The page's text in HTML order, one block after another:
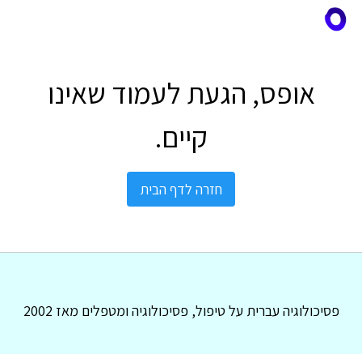
אופס, הגעת לעמוד שאינו
קיים.
חזרה לדף הבית
פסיכולוגיה עברית על טיפול, פסיכולוגיה ומטפלים מאז 2002